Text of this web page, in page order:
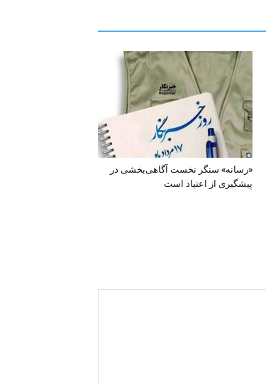
«رسانه» سنگر نخست آگاهی‌بخشی در
پیشگیری از اعتیاد است